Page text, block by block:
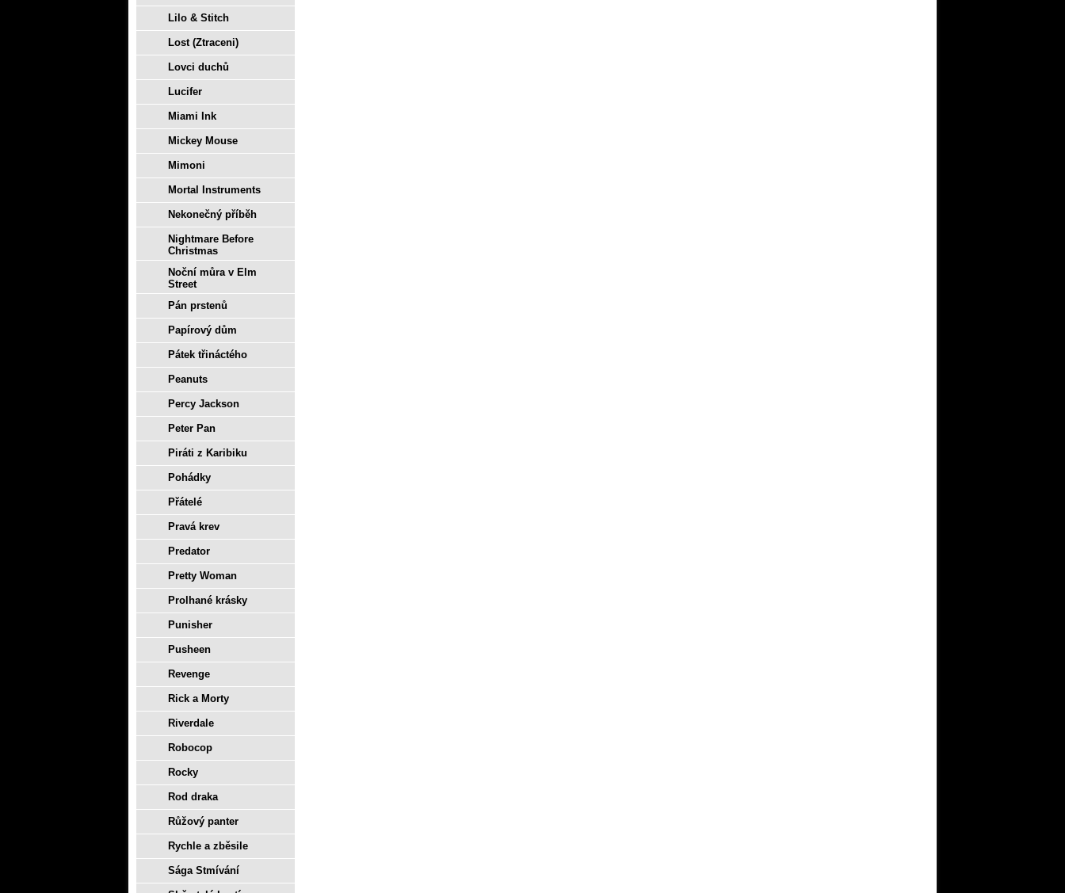
Lilo & Stitch
Lost (Ztraceni)
Lovci duchů
Lucifer
Miami Ink
Mickey Mouse
Mimoni
Mortal Instruments
Nekonečný příběh
Nightmare Before
Christmas
Noční můra v Elm
Street
Pán prstenů
Papírový dům
Pátek třináctého
Peanuts
Percy Jackson
Peter Pan
Piráti z Karibiku
Pohádky
Přátelé
Pravá krev
Predator
Pretty Woman
Prolhané krásky
Punisher
Pusheen
Revenge
Rick a Morty
Riverdale
Robocop
Rocky
Rod draka
Růžový panter
Rychle a zběsile
Sága Stmívání